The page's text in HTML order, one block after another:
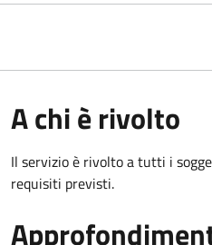
A chi è rivolto
Il servizio è rivolto a tutti i
requisiti previsti.